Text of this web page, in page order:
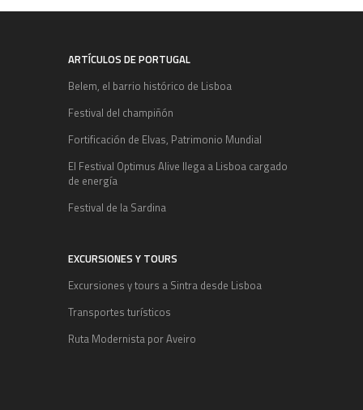
ARTÍCULOS DE PORTUGAL
Belem, el barrio histórico de Lisboa
Festival del champiñón
Fortificación de Elvas, Patrimonio Mundial
El Festival Optimus Alive llega a Lisboa cargado
de energía
Festival de la Sardina
EXCURSIONES Y TOURS
Excursiones y tours a Sintra desde Lisboa
Transportes turísticos
Ruta Modernista por Aveiro